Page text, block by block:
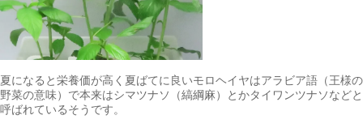
夏になると栄養価が高く夏ばてに良いモロヘイヤはアラビア語（王様の
野菜の意味）で本来はシマツナソ（縞綱麻）とかタイワンツナソなどと
呼ばれているそうです。